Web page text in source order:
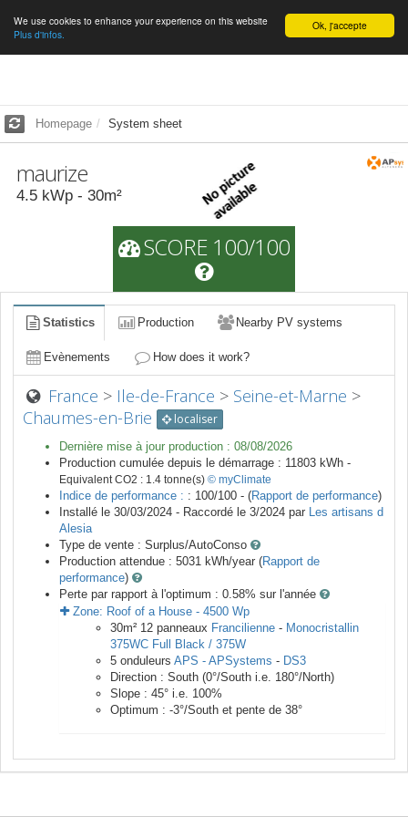
English Ok, j'accepte
We use cookies to enhance your experience on this website
Plus d'infos.
Homepage System sheet
maurize
4.5 kWp - 30m²
SCORE 100/100
Statistics Production Nearby PV systems
Evènements How does it work?
France > Ile-de-France > Seine-et-Marne >
Chaumes-en-Brie
localiser
Dernière mise à jour production : 08/08/2026
Production cumulée depuis le démarrage : 11803 kWh -
Equivalent CO2 : 1.4 tonne(s) © myClimate
Indice de performance : : 100/100 - (Rapport de performance)
Installé le 30/03/2024 - Raccordé le 3/2024 par Les artisans d
Alesia
Type de vente : Surplus/AutoConso
Production attendue : 5031 kWh/year (Rapport de
performance)
Perte par rapport à l'optimum : 0.58% sur l'année
Zone: Roof of a House - 4500 Wp
30m² 12 panneaux Francilienne - Monocristallin
375WC Full Black / 375W
5 onduleurs APS - APSystems - DS3
Direction : South (0°/South i.e. 180°/North)
Slope : 45° i.e. 100%
Optimum : -3°/South et pente de 38°